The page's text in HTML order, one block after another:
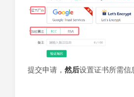
提交申请， 然后设置证书所需信